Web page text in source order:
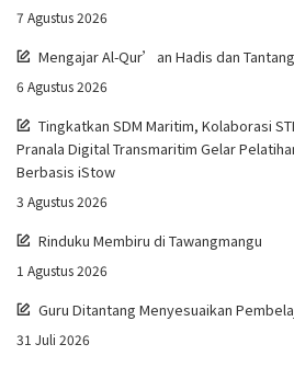
7 Agustus 2026
Mengajar Al-Qur’an Hadis dan
6 Agustus 2026
Tingkatkan SDM Maritim, Kolaborasi
Pranala Digital Transmaritim Gelar
Berbasis iStow
3 Agustus 2026
Rinduku Membiru di Tawangmangu
1 Agustus 2026
Guru Ditantang Menyesuaikan
31 Juli 2026